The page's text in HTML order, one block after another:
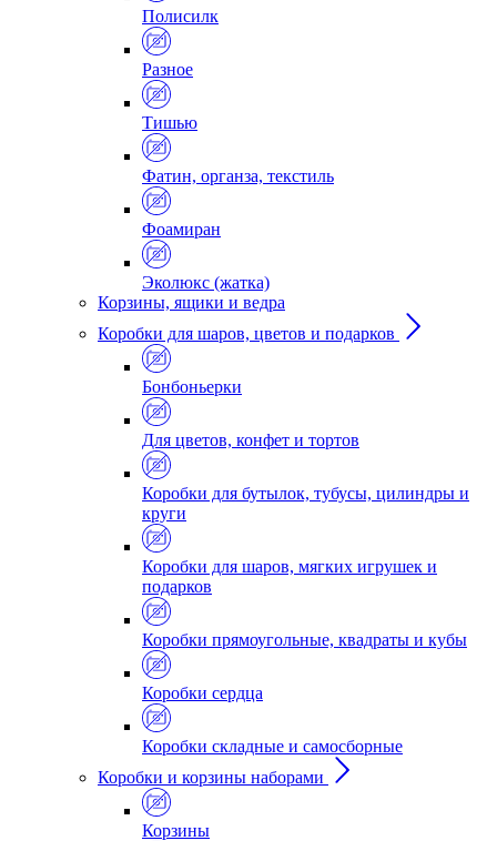
Полисилк
Разное
Тишью
Фатин, органза, текстиль
Фоамиран
Эколюкс (жатка)
Корзины, ящики и ведра
Коробки для шаров, цветов и подарков
Бонбоньерки
Для цветов, конфет и тортов
Коробки для бутылок, тубусы, цилиндры и
круги
Коробки для шаров, мягких игрушек и
подарков
Коробки прямоугольные, квадраты и кубы
Коробки сердца
Коробки складные и самосборные
Коробки и корзины наборами
Корзины